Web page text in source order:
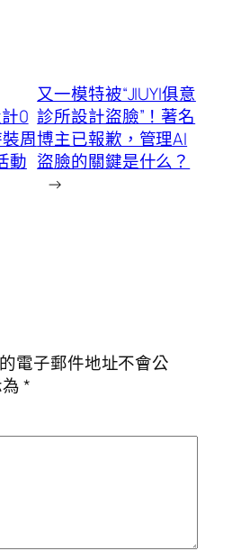
0
周
動
又一模特被“JIUYI俱意
診所設計盜臉”！著名
博主已報歉，管理AI
盜臉的關鍵是什么？
→
電子郵件地址不會公
*